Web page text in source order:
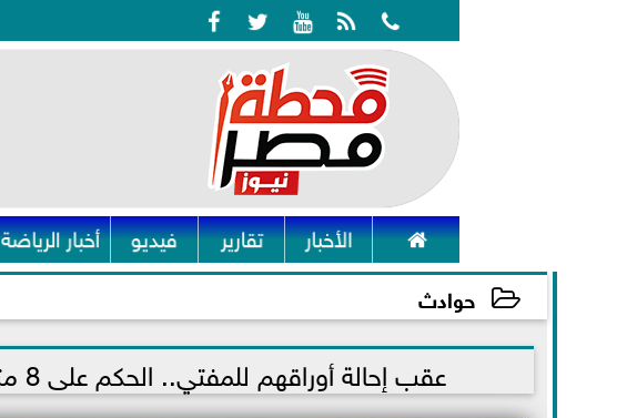
    
 الأخبار تقارير فيديو أخبار الرياضة
حوادث
2021-11-15 19:16:05 عقب إحالة أوراقهم للمفتي.. الحكم على 8 متهمين بقتل عامل بسبب الثأر غدا